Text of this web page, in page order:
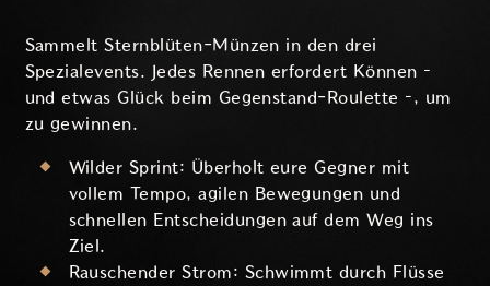
Sammelt Sternblüten-Münzen in den drei
Spezialevents. Jedes Rennen erfordert Können –
und etwas Glück beim Gegenstand-Roulette –, um
zu gewinnen.
Wilder Sprint: Überholt eure Gegner mit
vollem Tempo, agilen Bewegungen und
schnellen Entscheidungen auf dem Weg ins
Ziel.
Rauschender Strom: Schwimmt durch Flüsse